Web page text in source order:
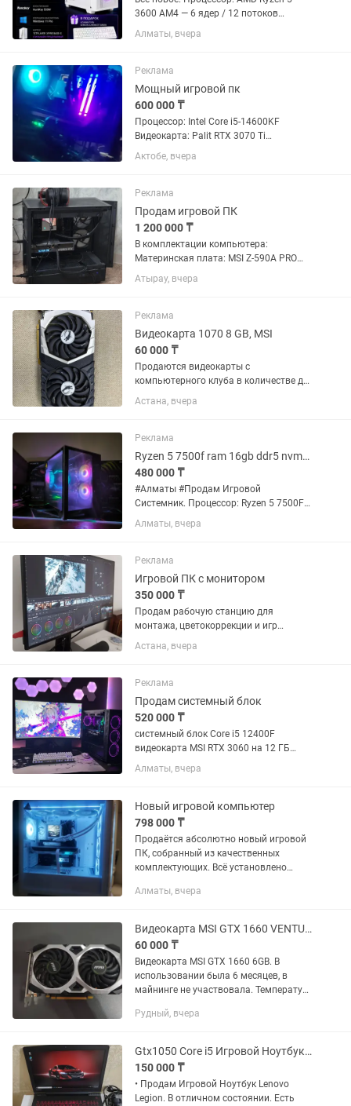
3600 AM4 — 6 ядер / 12 потоков
Видеокарта: Asus Phoenix RTX 3050
Dual 8GB Материнская плата: MSI
DDR4 Kingston Fury Renegade...
Алматы, вчера
Реклама
Мощный игровой пк
600 000 ₸
Процессор: Intel Core i5-14600KF
Видеокарта: Palit RTX 3070 Ti
GamingPro Материнка: MSI PRO Z790-P
WIFI (DDR5) ОЗУ: Kingston FURY Beast
990 Pro 1 ТБ БП:...
Актобе, вчера
Реклама
Продам игровой ПК
1 200 000 ₸
В комплектации компьютера:
Материнская плата: MSI Z-590A PRO
Процессор: Intel Core I7-11700K
Видеокарта: GYGABITE NVIDIA GeForce
вентилятора) Оперативная память:
Kingston...
Атырау, вчера
Реклама
Видеокарта 1070 8 GB, MSI
60 000 ₸
Продаются видеокарты с
компьютерного клуба в количестве до
10 штук
Астана, вчера
Реклама
Ryzen 5 7500f ram 16gb ddr5 nvme 1Tb RTX5060 8gb
480 000 ₸
#Алматы #Продам Игровой
Системник. Процессор: Ryzen 5 7500F
до 5.00GHz 6C/12Th Материнская
Плата: MSI A620, AM5 Оперативная
Алматы, вчера
Реклама
Игровой ПК с монитором
350 000 ₸
Продам рабочую станцию для
монтажа, цветокоррекции и игр
Использовалась для
профессионального монтажа
цветокоррекции в DaVinci Resolve и
работы в After...
Астана, вчера
Реклама
Продам системный блок
520 000 ₸
системный блок Core i5 12400F
видеокарта MSI RTX 3060 на 12 ГБ
оперативная память Kingston Fury по
16 32 ГБ 6000 GH на DDR 5
охлаждение стоит M2 на 512 ГБ
также...
Алматы, вчера
Новый игровой компьютер
798 000 ₸
Продаётся абсолютно новый игровой
ПК, собранный из качественных
комплектующих. Всё установлено
«для себя». Характеристики:
Алматы, вчера
Видеокарта MSI GTX 1660 VENTUS XS 6G OC. 6 GB
60 000 ₸
Видеокарта MSI GTX 1660 6GB. В
использовании была 6 месяцев, в
майнинге не участвовала. Температуру
Продаю так как, купил более мощную
Рудный, вчера
Gtx1050 Core i5 Игровой Ноутбук Lenovo Legion Леново Легион
150 000 ₸
• Продам Игровой Ноутбук Lenovo
Legion. В отличном состоянии. Есть